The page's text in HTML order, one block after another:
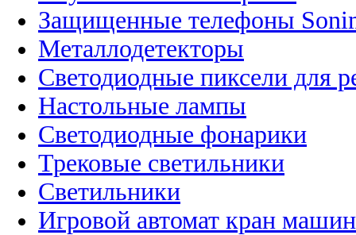
Защищенные телефоны
Металлодетекторы
Светодиодные пиксели для
Настольные лампы
Светодиодные фонарики
Трековые светильники
Светильники
Игровой автомат кран